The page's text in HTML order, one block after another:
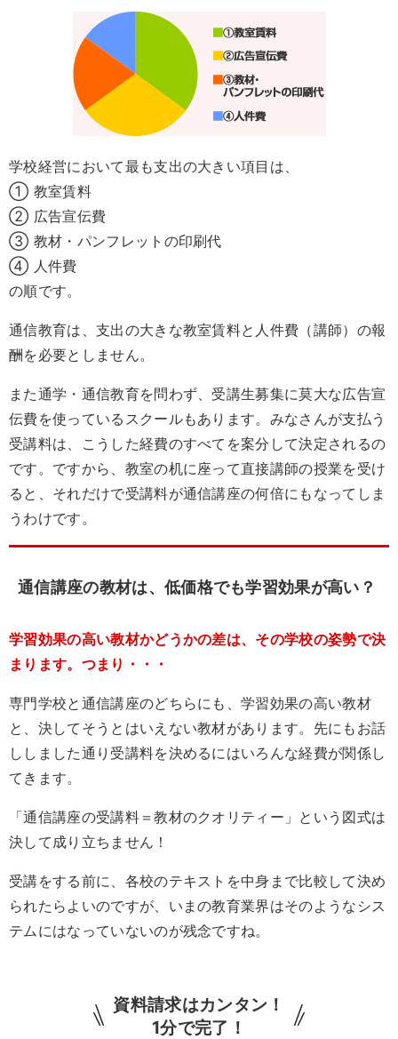
学校経営において最も支出の大きい項目は、
① 教室賃料
② 広告宣伝費
③ 教材・パンフレットの印刷代
④ 人件費
の順です。
通信教育は、支出の大きな教室賃料と人件費（講師）の報
酬を必要としません。
また通学・通信教育を問わず、受講生募集に莫大な広告宣
伝費を使っているスクールもあります。みなさんが支払う
受講料は、こうした経費のすべてを案分して決定されるの
です。ですから、教室の机に座って直接講師の授業を受け
ると、それだけで受講料が通信講座の何倍にもなってしま
うわけです。
通信講座の教材は、低価格でも学習効果が高い？
学習効果の高い教材かどうかの差は、その学校の姿勢で決
まります。つまり・・・
専門学校と通信講座のどちらにも、学習効果の高い教材
と、決してそうとはいえない教材があります。先にもお話
ししました通り受講料を決めるにはいろんな経費が関係し
てきます。
「通信講座の受講料＝教材のクオリティー」という図式は
決して成り立ちません！
受講をする前に、各校のテキストを中身まで比較して決め
られたらよいのですが、いまの教育業界はそのようなシス
テムにはなっていないのが残念ですね。
資料請求はカンタン！
1分で完了！